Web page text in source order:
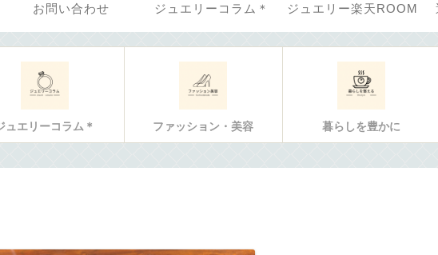
お問い合わせ ジュエリーコラム＊ ジュエリー楽天ROOM
ュエリーコラム＊ ファッション・美容 暮らしを豊かに